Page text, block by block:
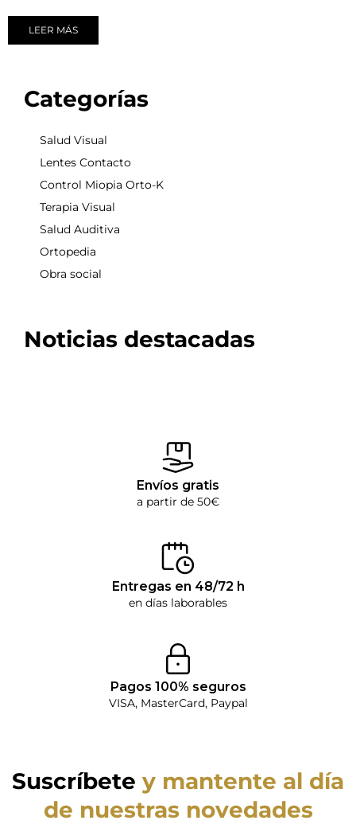
LEER MÁS
Categorías
Salud Visual
Lentes Contacto
Control Miopia Orto-K
Terapia Visual
Salud Auditiva
Ortopedia
Obra social
Noticias destacadas
Envíos gratis
a partir de 50€
Entregas en 48/72 h
en días laborables
Pagos 100% seguros
VISA, MasterCard, Paypal
Suscríbete y mantente al día
de nuestras novedades